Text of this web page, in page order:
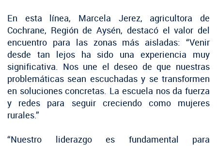
En esta línea, Marcela Jerez, agricultora de
Cochrane, Región de Aysén, destacó el valor del
encuentro para las zonas más aisladas: “Venir
desde tan lejos ha sido una experiencia muy
significativa. Nos une el deseo de que nuestras
problemáticas sean escuchadas y se transformen
en soluciones concretas. La escuela nos da fuerza
y redes para seguir creciendo como mujeres
rurales.”
“Nuestro liderazgo es fundamental para